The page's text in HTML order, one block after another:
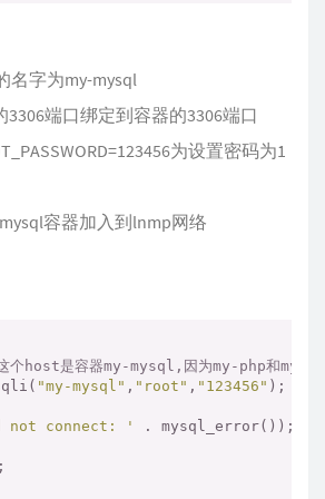
名字为my-mysql
端口绑定到容器的3306端口
为设置密码为1
容器加入到lnmp网络
个host是容器my-mysql,因为my-php和my-
"my-mysql" , "root" , "123456"
not connect: '
. mysql_error());